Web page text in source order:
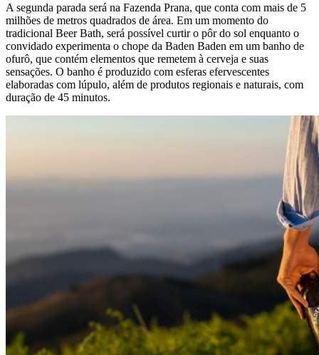
A segunda parada será na Fazenda Prana, que conta com mais de 5
milhões de metros quadrados de área. Em um momento do
tradicional Beer Bath, será possível curtir o pôr do sol enquanto o
convidado experimenta o chope da Baden Baden em um banho de
ofurô, que contém elementos que remetem à cerveja e suas
sensações. O banho é produzido com esferas efervescentes
elaboradas com lúpulo, além de produtos regionais e naturais, com
duração de 45 minutos.